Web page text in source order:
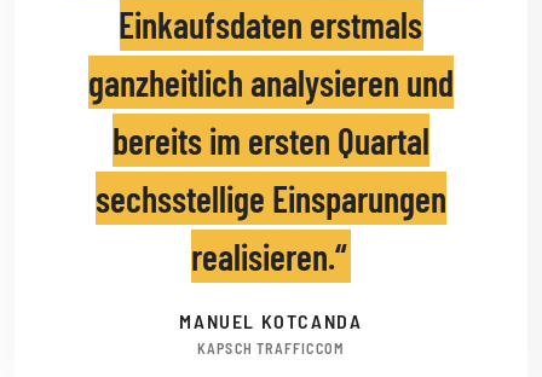
Einkaufsdaten erstmals
ganzheitlich analysieren und
bereits im ersten Quartal
sechsstellige Einsparungen
realisieren.
MANUEL KOTCANDA
KAPSCH TRAFFICCOM